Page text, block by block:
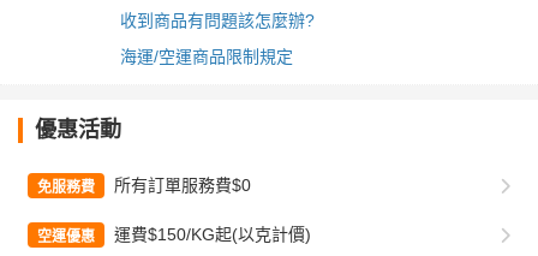
收到商品有問題該怎麼辦?
海運/空運商品限制規定
優惠活動
免服務費 所有訂單服務費$0
空運優惠 運費$150/KG起(以克計價)